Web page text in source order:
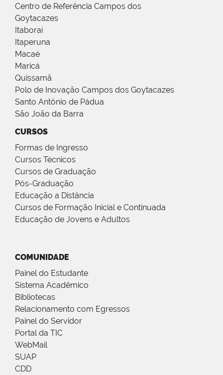
Centro de Referência Campos dos
Goytacazes
Itaboraí
Itaperuna
Macaé
Maricá
Quissamã
Polo de Inovação Campos dos Goytacazes
Santo Antônio de Pádua
São João da Barra
CURSOS
Formas de Ingresso
Cursos Técnicos
Cursos de Graduação
Pós-Graduação
Educação a Distância
Cursos de Formação Inicial e Continuada
Educação de Jovens e Adultos
COMUNIDADE
Painel do Estudante
Sistema Acadêmico
Bibliotecas
Relacionamento com Egressos
Painel do Servidor
Portal da TIC
WebMail
SUAP
CDD